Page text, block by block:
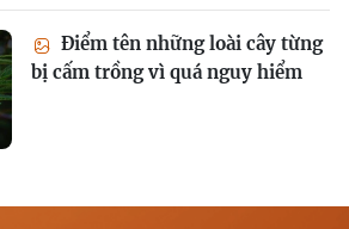
Điểm tên những loài cây từng
bị cấm trồng vì quá nguy hiểm